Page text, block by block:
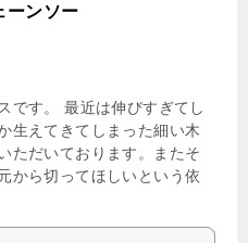
ーンソー
です。 最近は伸びすぎてし
生えてきてしまった細い木
ただいております。またそ
から切ってほしいという依